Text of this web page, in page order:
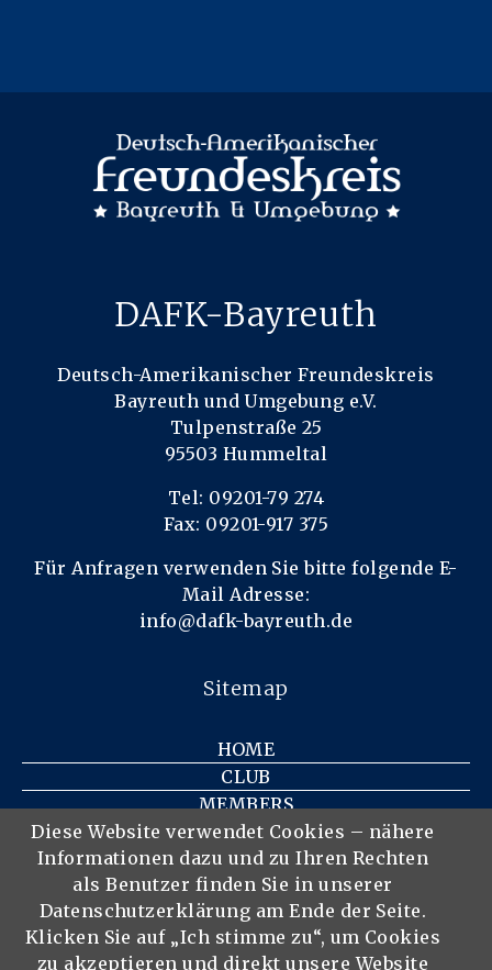
DAFK-Bayreuth
Deutsch-Amerikanischer Freundeskreis
Bayreuth und Umgebung e.V.
Tulpenstraße 25
95503 Hummeltal
Tel: 09201-79 274
Fax: 09201-917 375
Für Anfragen verwenden Sie bitte folgende E-
Mail Adresse:
info@dafk-bayreuth.de
Sitemap
HOME
CLUB
MEMBERS
MEMBERSHIP
EVENTS
CONTACT
IMPRINT
PRIVACY POLICY
Diese Website verwendet Cookies – nähere
Informationen dazu und zu Ihren Rechten
als Benutzer finden Sie in unserer
Datenschutzerklärung am Ende der Seite.
Klicken Sie auf „Ich stimme zu“, um Cookies
zu akzeptieren und direkt unsere Website